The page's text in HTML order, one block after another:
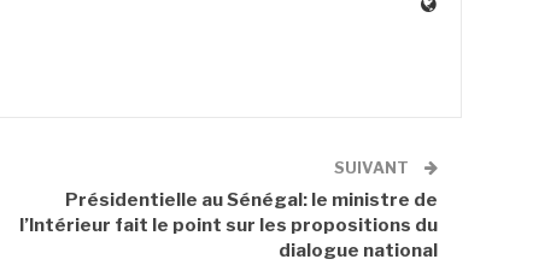
SUIVANT
Présidentielle au Sénégal: le ministre de
l’Intérieur fait le point sur les propositions du
dialogue national